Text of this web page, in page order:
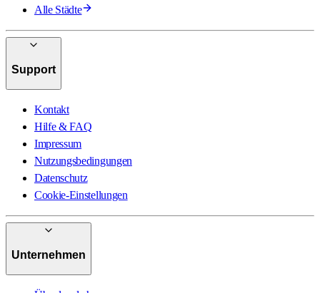
Alle Städte
Support
Kontakt
Hilfe & FAQ
Impressum
Nutzungsbedingungen
Datenschutz
Cookie-Einstellungen
Unternehmen